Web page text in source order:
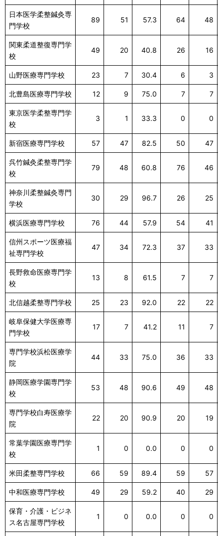
日本医学柔整鍼灸専
門学校
89 51 57.3 64 48
関東柔道整復専門学
校
49 20 40.8 26 16
山野医療専門学校 23 7 30.4 6 3
北豊島医療専門学校 12 9 75.0 7 7
東京医学柔整専門学
校
3 1 33.3 0 0
新宿医療専門学校 57 47 82.5 50 47
呉竹鍼灸柔整専門学
校
79 48 60.8 76 46
神奈川柔整鍼灸専門
学校
30 29 96.7 26 25
横浜医療専門学校 76 44 57.9 54 41
信州スポーツ医療福
祉専門学校
47 34 72.3 37 33
長野救命医療専門学
校
13 8 61.5 7 7
北信越柔整専門学校 25 23 92.0 22 22
岐阜保健大学医療専
門学校
17 7 41.2 11 7
専門学校浜松医療学
院
44 33 75.0 36 33
静岡医療学園専門学
校
53 48 90.6 49 48
専門学校白寿医療学
院
22 20 90.9 20 19
常葉学園医療専門学
校
1 0 0.0 0 0
米田柔整専門学校 66 59 89.4 59 57
中和医療専門学校 49 29 59.2 40 29
保育・介護・ビジネ
ス名古屋専門学校
1 0 0.0 0 0